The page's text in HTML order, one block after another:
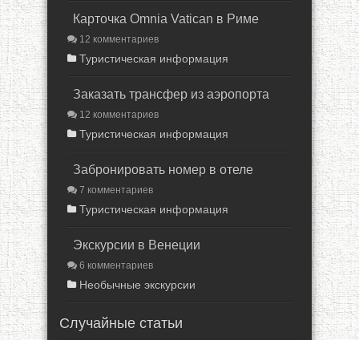
Карточка Omnia Vatican в Риме
12 комментариев
Туристическая информация
Заказать трансфер из аэропорта
12 комментариев
Туристическая информация
Забронировать номер в отеле
7 комментариев
Туристическая информация
Экскурсии в Венеции
6 комментариев
Необычные экскурсии
Случайные статьи